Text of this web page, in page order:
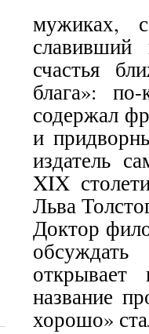
мужиках,
счастья
блага»:
содержал
и
издатель
XIX
Льва
Доктор
название
хорошо»